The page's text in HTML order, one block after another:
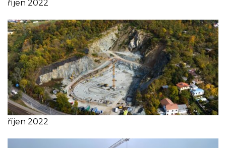
říjen 2022
říjen 2022